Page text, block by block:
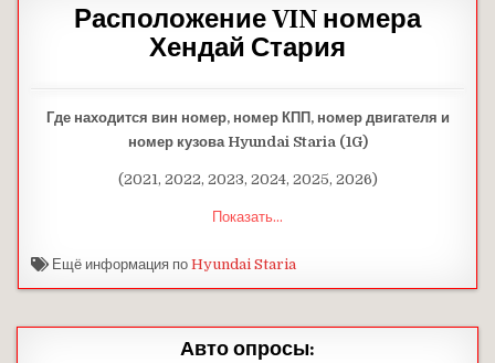
Расположение VIN номера
Хендай Стария
Где находится вин номер, номер КПП, номер двигателя и
номер кузова Hyundai Staria (1G)
(2021, 2022, 2023, 2024, 2025, 2026)
Показать...
Ещё информация поHyundai Staria
Авто опросы: